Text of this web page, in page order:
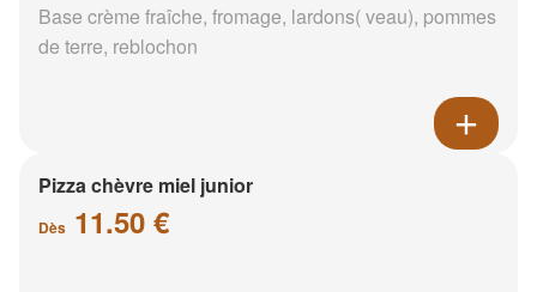
Base crème fraîche, fromage, lardons( veau), pommes
de terre, reblochon
Pizza chèvre miel junior
Dès 11.50 €